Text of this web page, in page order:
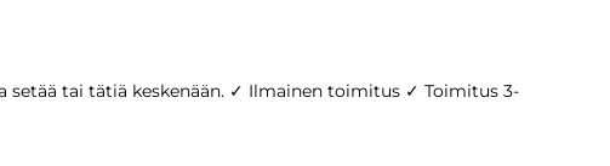
setää tai tätiä keskenään. ✓ Ilmainen toimitus ✓ Toimitus 3-